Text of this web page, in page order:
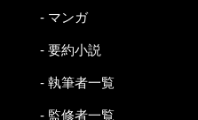
- マンガ
- 要約小説
- 執筆者一覧
- 監修者一覧